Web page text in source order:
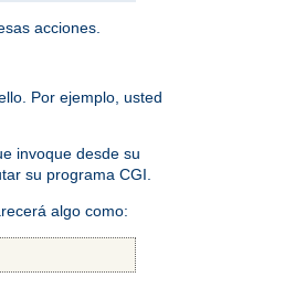
acciones.
Por ejemplo, usted
invoque desde su
su programa CGI.
algo como: